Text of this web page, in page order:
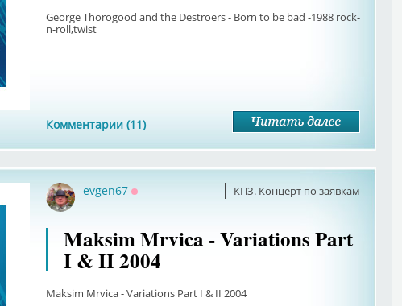
George Thorogood and the Destroers - Born to be bad -1988 rock-
n-roll,twist
Комментарии (11)
КПЗ. Концерт по заявкам
evgen67
Maksim Mrvica - Variations Part
I & II 2004
Maksim Mrvica - Variations Part I & II 2004